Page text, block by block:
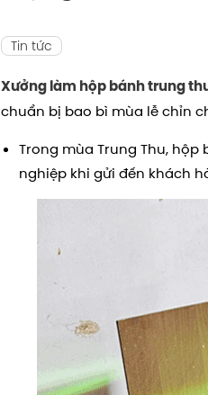
Tin tức
Xưởng làm hộp bánh trung
chuẩn bị bao bì mùa lễ chỉn
Trong mùa Trung Thu,
nghiệp khi gửi đến khách